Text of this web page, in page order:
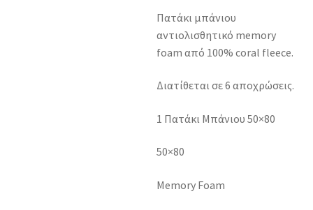
Πατάκι μπάνιου
αντιολισθητικό memory
foam από 100% coral fleece.
Διατίθεται σε 6 αποχρώσεις.
1 Πατάκι Μπάνιου 50×80
50×80
Memory Foam